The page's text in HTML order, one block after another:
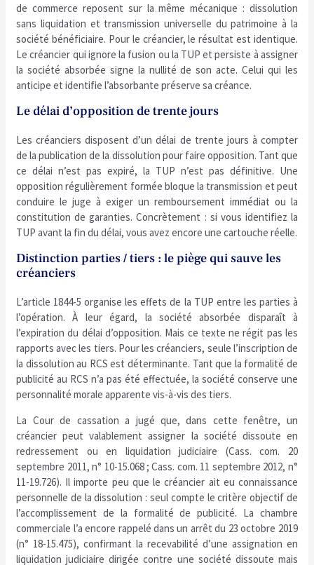
de commerce reposent sur la même mécanique : dissolution
sans liquidation et transmission universelle du patrimoine à la
société bénéficiaire. Pour le créancier, le résultat est identique.
Le créancier qui ignore la fusion ou la TUP et persiste à assigner
la société absorbée signe la nullité de son acte. Celui qui les
anticipe et identifie l’absorbante préserve sa créance.
Le délai d’opposition de trente jours
Les créanciers disposent d’un délai de trente jours à compter
de la publication de la dissolution pour faire opposition. Tant que
ce délai n’est pas expiré, la TUP n’est pas définitive. Une
opposition régulièrement formée bloque la transmission et peut
conduire le juge à exiger un remboursement immédiat ou la
constitution de garanties. Concrètement : si vous identifiez la
TUP avant la fin du délai, vous avez encore une cartouche réelle.
Distinction parties / tiers : le piège qui sauve les
créanciers
L’article 1844-5 organise les effets de la TUP entre les parties à
l’opération. À leur égard, la société absorbée disparaît à
l’expiration du délai d’opposition. Mais ce texte ne régit pas les
rapports avec les tiers. Pour les créanciers, seule l’inscription de
la dissolution au RCS est déterminante. Tant que la formalité de
publicité au RCS n’a pas été effectuée, la société conserve une
personnalité morale apparente vis-à-vis des tiers.
La Cour de cassation a jugé que, dans cette fenêtre, un
créancier peut valablement assigner la société dissoute en
redressement ou en liquidation judiciaire (Cass. com. 20
septembre 2011, n° 10-15.068 ; Cass. com. 11 septembre 2012, n°
11-19.726). Il importe peu que le créancier ait eu connaissance
personnelle de la dissolution : seul compte le critère objectif de
l’accomplissement de la formalité de publicité. La chambre
commerciale l’a encore rappelé dans un arrêt du 23 octobre 2019
(n° 18-15.475), confirmant la recevabilité d’une assignation en
liquidation judiciaire dirigée contre une société dissoute mais